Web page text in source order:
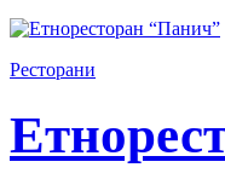
Ресторани